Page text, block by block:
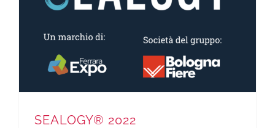
SEALOGY® 2022